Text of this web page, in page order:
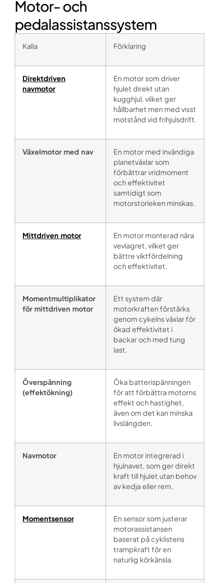
Motor- och
pedalassistanssystem
Kalla Förklaring
Direktdriven
navmotor
En motor som driver
hjulet direkt utan
kugghjul, vilket ger
hållbarhet men med visst
motstånd vid frihjulsdrift.
Växelmotor med nav
En motor med invändiga
planetväxlar som
förbättrar vridmoment
och effektivitet
samtidigt som
motorstorleken minskas.
Mittdriven motor
En motor monterad nära
vevlagret, vilket ger
bättre viktfördelning
och effektivitet.
Momentmultiplikator
för mittdriven motor
Ett system där
motorkraften förstärks
genom cykelns växlar för
ökad effektivitet i
backar och med tung
last.
Överspänning
(effektökning)
Öka batterispänningen
för att förbättra motorns
effekt och hastighet,
även om det kan minska
livslängden.
Navmotor
En motor integrerad i
hjulnavet, som ger direkt
kraft till hjulet utan behov
av kedja eller rem.
Momentsensor
En sensor som justerar
motorassistansen
baserat på cyklistens
trampkraft för en
naturlig körkänsla.